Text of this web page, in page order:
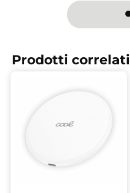
Prodotti correlati